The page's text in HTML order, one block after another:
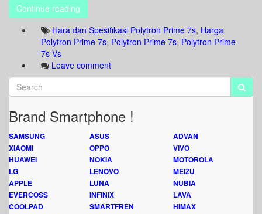
Continue reading
Hara dan Spesifikasi Polytron Prime 7s, Harga
Polytron Prime 7s, Polytron Prime 7s, Polytron Prime
7s Vs
Leave comment
Brand Smartphone !
SAMSUNG ASUS
ADVAN
XIAOMI
OPPO
VIVO
HUAWEI
NOKIA
MOTOROLA
LG
LENOVO
MEIZU
APPLE
LUNA
NUBIA
EVERCOSS
INFINIX
LAVA
COOLPAD
SMARTFREN
HIMAX